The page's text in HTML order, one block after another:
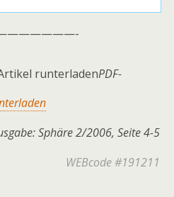
PDF-
Sphäre 2/2006, Seite 4-5
WEBcode #191211